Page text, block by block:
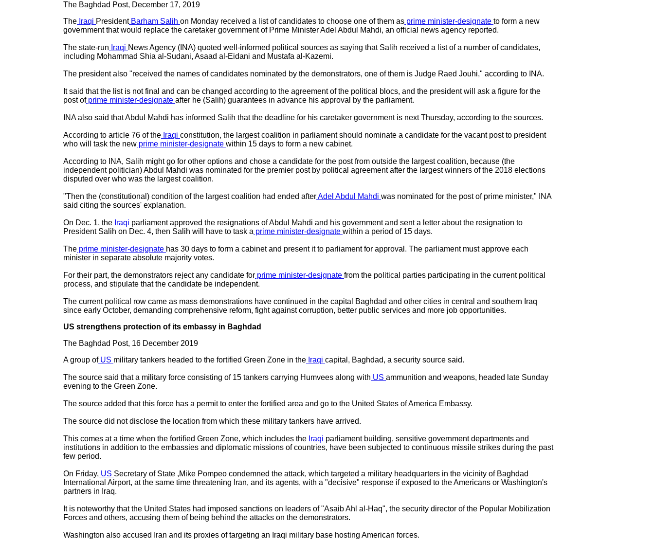
The Baghdad Post, December 17, 2019
The Iraqi PresidentBarham Salih on Monday received a list of candidates to choose one of them as prime minister-designate to form a new
government that would replace the caretaker government of Prime Minister Adel Abdul Mahdi, an official news agency reported.
The state-run Iraqi News Agency (INA) quoted well-informed political sources as saying that Salih received a list of a number of candidates,
including Mohammad Shia al-Sudani, Asaad al-Eidani and Mustafa al-Kazemi.
The president also "received the names of candidates nominated by the demonstrators, one of them is Judge Raed Jouhi," according to INA.
It said that the list is not final and can be changed according to the agreement of the political blocs, and the president will ask a figure for the
post ofprime minister-designate after he (Salih) guarantees in advance his approval by the parliament.
INA also said that Abdul Mahdi has informed Salih that the deadline for his caretaker government is next Thursday, according to the sources.
According to article 76 of the Iraqi constitution, the largest coalition in parliament should nominate a candidate for the vacant post to president
who will task the new prime minister-designate within 15 days to form a new cabinet.
According to INA, Salih might go for other options and chose a candidate for the post from outside the largest coalition, because (the
independent politician) Abdul Mahdi was nominated for the premier post by political agreement after the largest winners of the 2018 elections
disputed over who was the largest coalition.
"Then the (constitutional) condition of the largest coalition had ended afterAdel Abdul Mahdi was nominated for the post of prime minister," INA
said citing the sources' explanation.
On Dec. 1, the Iraqi parliament approved the resignations of Abdul Mahdi and his government and sent a letter about the resignation to
President Salih on Dec. 4, then Salih will have to task a prime minister-designate within a period of 15 days.
The prime minister-designate has 30 days to form a cabinet and present it to parliament for approval. The parliament must approve each
minister in separate absolute majority votes.
For their part, the demonstrators reject any candidate for prime minister-designate from the political parties participating in the current political
process, and stipulate that the candidate be independent.
The current political row came as mass demonstrations have continued in the capital Baghdad and other cities in central and southern Iraq
since early October, demanding comprehensive reform, fight against corruption, better public services and more job opportunities.
US strengthens protection of its embassy in Baghdad
The Baghdad Post, 16 December 2019
A group ofUS military tankers headed to the fortified Green Zone in the Iraqi capital, Baghdad, a security source said.
The source said that a military force consisting of 15 tankers carrying Humvees along with US ammunition and weapons, headed late Sunday
evening to the Green Zone.
The source added that this force has a permit to enter the fortified area and go to the United States of America Embassy.
The source did not disclose the location from which these military tankers have arrived.
This comes at a time when the fortified Green Zone, which includes the Iraqi parliament building, sensitive government departments and
institutions in addition to the embassies and diplomatic missions of countries, have been subjected to continuous missile strikes during the past
few period.
On Friday, US Secretary of State ,Mike Pompeo condemned the attack, which targeted a military headquarters in the vicinity of Baghdad
International Airport, at the same time threatening Iran, and its agents, with a "decisive" response if exposed to the Americans or Washington's
partners in Iraq.
It is noteworthy that the United States had imposed sanctions on leaders of "Asaib Ahl al-Haq", the security director of the Popular Mobilization
Forces and others, accusing them of being behind the attacks on the demonstrators.
Washington also accused Iran and its proxies of targeting an Iraqi military base hosting American forces.